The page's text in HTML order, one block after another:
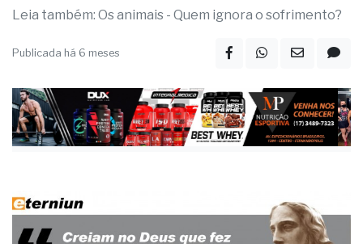
Leia também: Os animais - Quem ignora o sofrimento?
Publicada há 6 meses